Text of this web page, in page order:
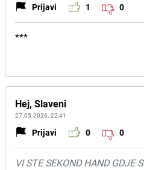
Prijavi 1 0
***
Hej, Slaveni
27.05.2026. 22:41
Prijavi 0 0
VI STE SEKOND HAND GDJE